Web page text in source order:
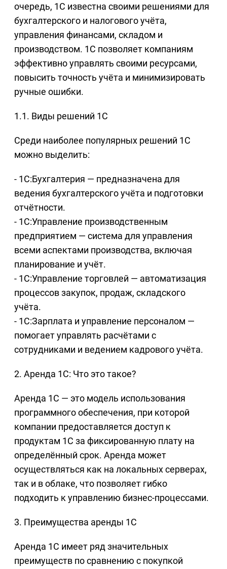
очередь, 1С известна своими решениями для
бухгалтерского и налогового учёта,
управления финансами, складом и
производством. 1С позволяет компаниям
эффективно управлять своими ресурсами,
повысить точность учёта и минимизировать
ручные ошибки.
1.1. Виды решений 1С
Среди наиболее популярных решений 1С
можно выделить:
- 1С:Бухгалтерия — предназначена для
ведения бухгалтерского учёта и подготовки
отчётности.
- 1С:Управление производственным
предприятием — система для управления
всеми аспектами производства, включая
планирование и учёт.
- 1С:Управление торговлей — автоматизация
процессов закупок, продаж, складского
учёта.
- 1С:Зарплата и управление персоналом —
помогает управлять расчётами с
сотрудниками и ведением кадрового учёта.
2. Аренда 1С: Что это такое?
Аренда 1С — это модель использования
программного обеспечения, при которой
компании предоставляется доступ к
продуктам 1С за фиксированную плату на
определённый срок. Аренда может
осуществляться как на локальных серверах,
так и в облаке, что позволяет гибко
подходить к управлению бизнес-процессами.
3. Преимущества аренды 1С
Аренда 1С имеет ряд значительных
преимуществ по сравнению с покупкой